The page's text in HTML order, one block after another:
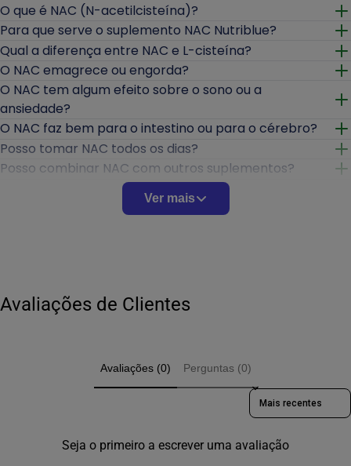
O que é NAC (N-acetilcisteína)?
Abrir
Para que serve o suplemento NAC Nutriblue?
Abrir
Qual a diferença entre NAC e L-cisteína?
Abrir
O NAC emagrece ou engorda?
Abrir
O NAC tem algum efeito sobre o sono ou a
ansiedade?
Abrir
O NAC faz bem para o intestino ou para o cérebro?
Abrir
Posso tomar NAC todos os dias?
Abrir
Posso combinar NAC com outros suplementos?
Abrir
Gestantes e lactantes podem tomar NAC?
Em quanto tempo o NAC começa a fazer efeito?
Ver mais
Avaliações de Clientes
Avaliações (0) Perguntas (0)
Sort reviews by
Seja o primeiro a escrever uma avaliação